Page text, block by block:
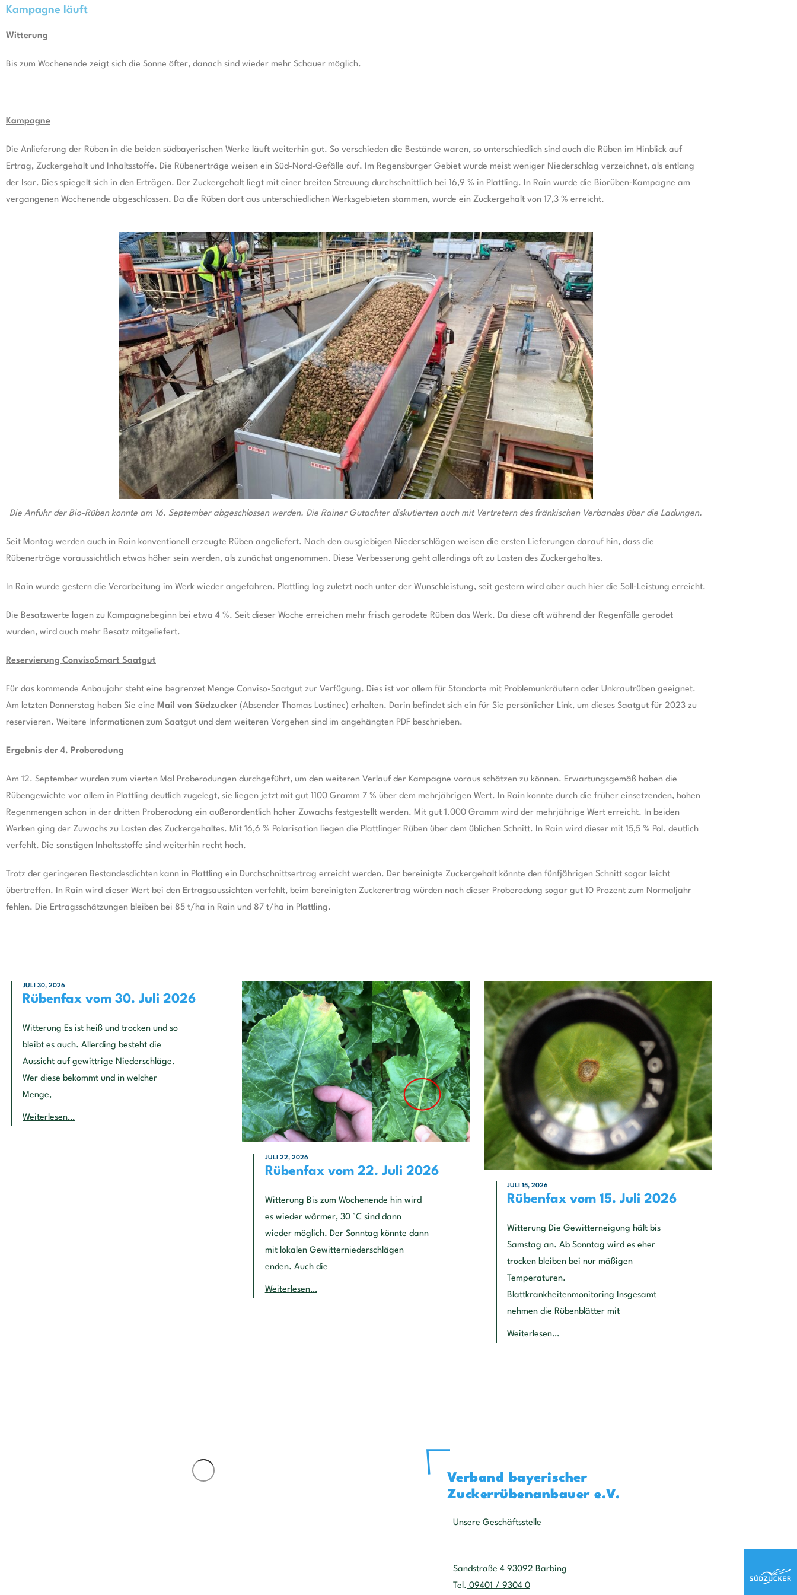
Kampagne läuft
Witterung
Bis zum Wochenende zeigt sich die Sonne öfter, danach sind wieder mehr Schauer möglich.
Kampagne
Die Anlieferung der Rüben in die beiden südbayerischen Werke läuft weiterhin gut. So verschieden die Bestände waren, so unterschiedlich sind auch die Rüben im Hinblick auf
Ertrag, Zuckergehalt und Inhaltsstoffe. Die Rübenerträge weisen ein Süd-Nord-Gefälle auf. Im Regensburger Gebiet wurde meist weniger Niederschlag verzeichnet, als entlang
der Isar. Dies spiegelt sich in den Erträgen. Der Zuckergehalt liegt mit einer breiten Streuung durchschnittlich bei 16,9 % in Plattling. In Rain wurde die Biorüben-Kampagne am
vergangenen Wochenende abgeschlossen. Da die Rüben dort aus unterschiedlichen Werksgebieten stammen, wurde ein Zuckergehalt von 17,3 % erreicht.
Die Anfuhr der Bio-Rüben konnte am 16. September abgeschlossen werden. Die Rainer Gutachter diskutierten auch mit Vertretern des fränkischen Verbandes über die Ladungen.
Seit Montag werden auch in Rain konventionell erzeugte Rüben angeliefert. Nach den ausgiebigen Niederschlägen weisen die ersten Lieferungen darauf hin, dass die
Rübenerträge voraussichtlich etwas höher sein werden, als zunächst angenommen. Diese Verbesserung geht allerdings oft zu Lasten des Zuckergehaltes.
In Rain wurde gestern die Verarbeitung im Werk wieder angefahren. Plattling lag zuletzt noch unter der Wunschleistung, seit gestern wird aber auch hier die Soll-Leistung erreicht.
Die Besatzwerte lagen zu Kampagnebeginn bei etwa 4 %. Seit dieser Woche erreichen mehr frisch gerodete Rüben das Werk. Da diese oft während der Regenfälle gerodet
wurden, wird auch mehr Besatz mitgeliefert.
Reservierung ConvisoSmart Saatgut
Für das kommende Anbaujahr steht eine begrenzet Menge Conviso-Saatgut zur Verfügung. Dies ist vor allem für Standorte mit Problemunkräutern oder Unkrautrüben geeignet.
Am letzten Donnerstag haben Sie eine Mail von Südzucker (Absender Thomas Lustinec) erhalten. Darin befindet sich ein für Sie persönlicher Link, um dieses Saatgut für 2023 zu
reservieren. Weitere Informationen zum Saatgut und dem weiteren Vorgehen sind im angehängten PDF beschrieben.
Ergebnis der 4. Proberodung
Am 12. September wurden zum vierten Mal Proberodungen durchgeführt, um den weiteren Verlauf der Kampagne voraus schätzen zu können. Erwartungsgemäß haben die
Rübengewichte vor allem in Plattling deutlich zugelegt, sie liegen jetzt mit gut 1100 Gramm 7 % über dem mehrjährigen Wert. In Rain konnte durch die früher einsetzenden, hohen
Regenmengen schon in der dritten Proberodung ein außerordentlich hoher Zuwachs festgestellt werden. Mit gut 1.000 Gramm wird der mehrjährige Wert erreicht. In beiden
Werken ging der Zuwachs zu Lasten des Zuckergehaltes. Mit 16,6 % Polarisation liegen die Plattlinger Rüben über dem üblichen Schnitt. In Rain wird dieser mit 15,5 % Pol. deutlich
verfehlt. Die sonstigen Inhaltsstoffe sind weiterhin recht hoch.
Trotz der geringeren Bestandesdichten kann in Plattling ein Durchschnittsertrag erreicht werden. Der bereinigte Zuckergehalt könnte den fünfjährigen Schnitt sogar leicht
übertreffen. In Rain wird dieser Wert bei den Ertragsaussichten verfehlt, beim bereinigten Zuckerertrag würden nach dieser Proberodung sogar gut 10 Prozent zum Normaljahr
fehlen. Die Ertragsschätzungen bleiben bei 85 t/ha in Rain und 87 t/ha in Plattling.
Rübenfax vom 30. Juli 2026
JULI 30, 2026
Witterung Es ist heiß und trocken und so
bleibt es auch. Allerding besteht die
Aussicht auf gewittrige Niederschläge.
Wer diese bekommt und in welcher
Menge,
Weiterlesen…
Rübenfax vom 22. Juli 2026
JULI 22, 2026
Witterung Bis zum Wochenende hin wird
es wieder wärmer, 30 °C sind dann
wieder möglich. Der Sonntag könnte dann
mit lokalen Gewitterniederschlägen
enden. Auch die
Weiterlesen…
Rübenfax vom 15. Juli 2026
JULI 15, 2026
Witterung Die Gewitterneigung hält bis
Samstag an. Ab Sonntag wird es eher
trocken bleiben bei nur mäßigen
Temperaturen.
Blattkrankheitenmonitoring Insgesamt
nehmen die Rübenblätter mit
Weiterlesen…
Verband bayerischer
Zuckerrübenanbauer e.V.
Unsere Geschäftsstelle
Sandstraße 4 93092 Barbing
Tel. 09401 / 9304 0